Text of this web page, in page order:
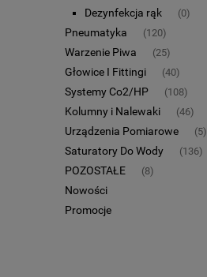
Dezynfekcja rąk (0)
Pneumatyka (120)
Warzenie Piwa (25)
Głowice I Fittingi (40)
Systemy Co2/HP (108)
Kolumny i Nalewaki (46)
Urządzenia Pomiarowe (5)
Saturatory Do Wody (136)
POZOSTAŁE (8)
Nowości
Promocje